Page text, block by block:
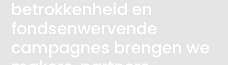
betrokkenheid en
fondsenwervende
campagnes brengen we